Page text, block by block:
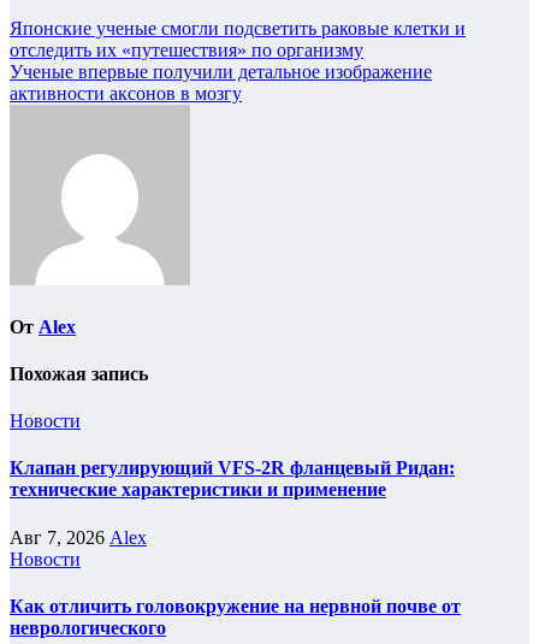
Навигация
по
записям
Японские ученые смогли подсветить раковые клетки и
отследить их «путешествия» по организму
Ученые впервые получили детальное изображение
активности аксонов в мозгу
От Alex
Похожая запись
Новости
Клапан регулирующий VFS-2R фланцевый Ридан:
технические характеристики и применение
Авг 7, 2026 Alex
Новости
Как отличить головокружение на нервной почве от
неврологического